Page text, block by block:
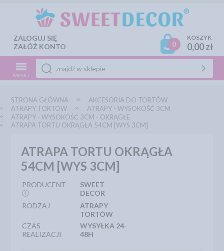
ZALOGUJ SIĘ
ZAŁÓŻ KONTO
0
KOSZYK
0,00 zł
MENU
STRONA GŁÓWNA
AKCESORIA DO TORTÓW
ATRAPY TORTÓW
ATRAPY - WYSOKOŚĆ 3CM
ATRAPY - WYSOKOŚĆ 3CM - OKRĄGŁE
ATRAPA TORTU OKRĄGŁA 54CM [WYS 3CM]
ATRAPA TORTU OKRĄGŁA
54CM [WYS 3CM]
PRODUCENT
ⓘ
SWEET
DECOR
RODZAJ
ATRAPY
TORTÓW
CZAS
REALIZACJI
WYSYŁKA 24-
48H